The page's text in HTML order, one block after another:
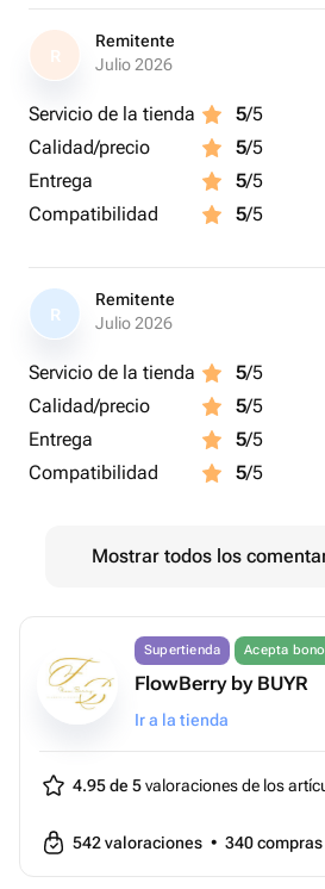
R
Remitente
Julio 2026
Servicio de la tienda 5/5
Calidad/precio
5/5
Entrega
5/5
Compatibilidad
5/5
R
Remitente
Julio 2026
Servicio de la tienda 5/5
Calidad/precio
5/5
Entrega
5/5
Compatibilidad
5/5
Mostrar todos los
Supertienda Acepta
FlowBerry by BUYR
Ir a la tienda
4.95 de 5valoraciones de los
542valoraciones • 340compras